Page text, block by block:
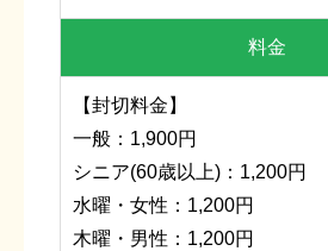
料金
【封切料金】
一般：1,900円
シニア(60歳以上)：1,200円
水曜・女性：1,200円
木曜・男性：1,200円